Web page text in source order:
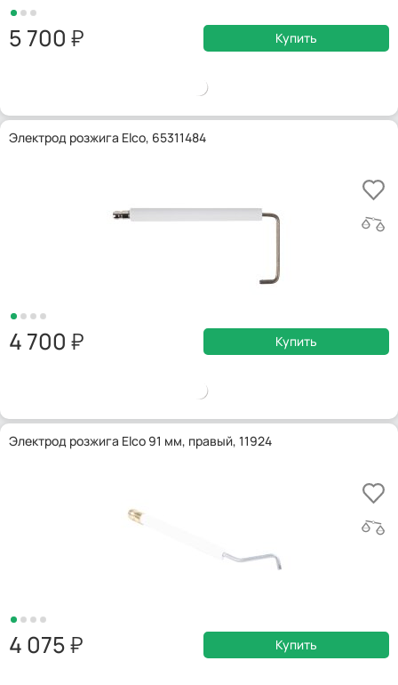
5 700 Купить
Электрод розжига Elco, 65311484
4 700 Купить
Электрод розжига Elco 91 мм, правый, 11924
4 075 Купить